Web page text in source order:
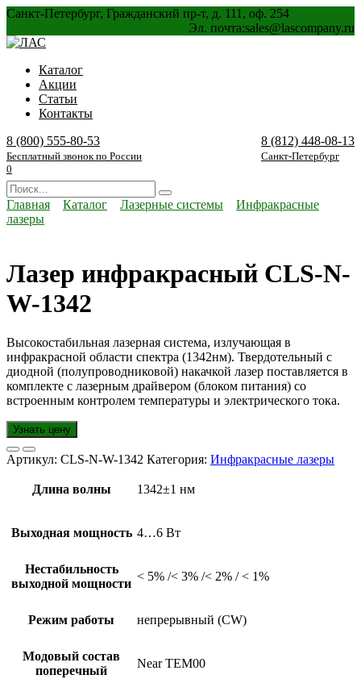
Перейти
содержанию
Санкт-Петербург, Гражданский пр-т, д. 111, оф. 254
Эл. почта:sales@lascompany.ru
Каталог
Акции
Статьи
Контакты
8 (800) 555-80-53
Бесплатный звонок по России
8 (812) 448-08-13
Санкт-Петербург
0
Search
for:
Главная Каталог Лазерные системы
Инфракрасные
лазеры
Лазер инфракрасный CLS-N-
W-1342
Высокостабильная лазерная система, излучающая в
инфракрасной области спектра (1342нм). Твердотельный с
диодной (полупроводниковой) накачкой лазер поставляется в
комплекте с лазерным драйвером (блоком питания) со
встроенным контролем температуры и электрического тока.
Узнать цену
Артикул: CLS-N-W-1342 Категория: Инфракрасные лазеры
Длина волны 1342±1 нм
Выходная мощность 4…6 Вт
Нестабильность
выходной мощности
< 5% /< 3% /< 2% / < 1%
Режим работы непрерывный (CW)
Модовый состав
поперечный
Near TEM00